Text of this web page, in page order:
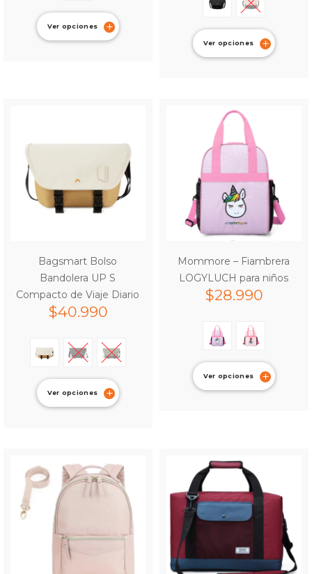
Ver opciones
Ver opciones
Bagsmart Bolso
Bandolera UP S
Compacto de Viaje Diario
$40.990
Ver opciones
Mommore – Fiambrera
LOGYLUCH para niños
$28.990
Ver opciones